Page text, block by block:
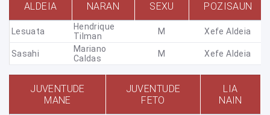
ALDEIA NARAN SEXU POZISAUN
Lesuata
Hendrique
Tilman
M Xefe Aldeia
Sasahi
Mariano
Caldas
M Xefe Aldeia
JUVENTUDE
MANE
JUVENTUDE
FETO
LIA
NAIN